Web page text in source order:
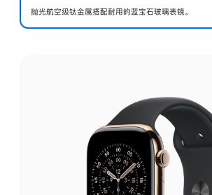
抛光航空级钛金属搭配耐用的蓝宝石玻璃表镜。